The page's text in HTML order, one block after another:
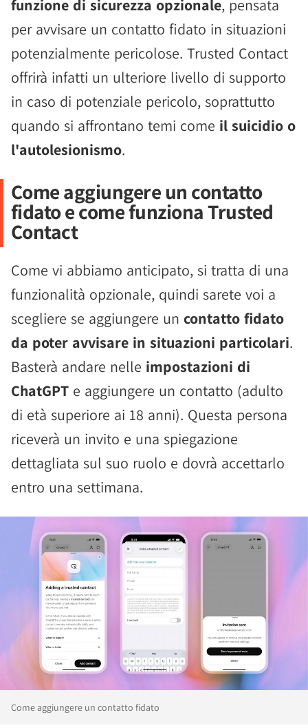
funzione di sicurezza opzionale, pensata
per avvisare un contatto fidato in situazioni
potenzialmente pericolose. Trusted Contact
offrirà infatti un ulteriore livello di supporto
in caso di potenziale pericolo, soprattutto
quando si affrontano temi come il suicidio o
l'autolesionismo.
Come aggiungere un contatto
fidato e come funziona Trusted
Contact
Come vi abbiamo anticipato, si tratta di una
funzionalità opzionale, quindi sarete voi a
scegliere se aggiungere un contatto fidato
da poter avvisare in situazioni particolari.
Basterà andare nelle impostazioni di
ChatGPT e aggiungere un contatto (adulto
di età superiore ai 18 anni). Questa persona
riceverà un invito e una spiegazione
dettagliata sul suo ruolo e dovrà accettarlo
entro una settimana.
Come aggiungere un contatto fidato